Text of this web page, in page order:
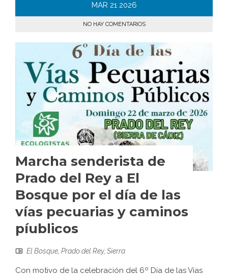
MAR 21 2026
NO HAY COMENTARIOS
Marcha senderista de
Prado del Rey a El
Bosque por el día de las
vías pecuarias y caminos
píublicos
El Bosque Prado del Rey, Sierra
Con motivo de la celebración del 6º Día de las Vías